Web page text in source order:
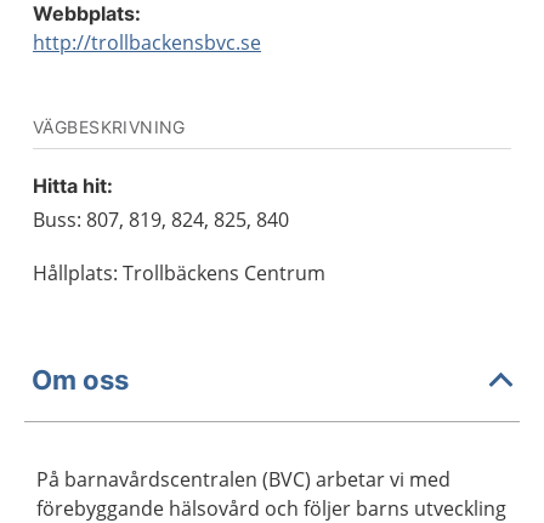
Webbplats:
http://trollbackensbvc.se
VÄGBESKRIVNING
Hitta hit:
Buss: 807, 819, 824, 825, 840
Hållplats: Trollbäckens Centrum
Om oss
På barnavårdscentralen (BVC) arbetar vi med
förebyggande hälsovård och följer barns utveckling